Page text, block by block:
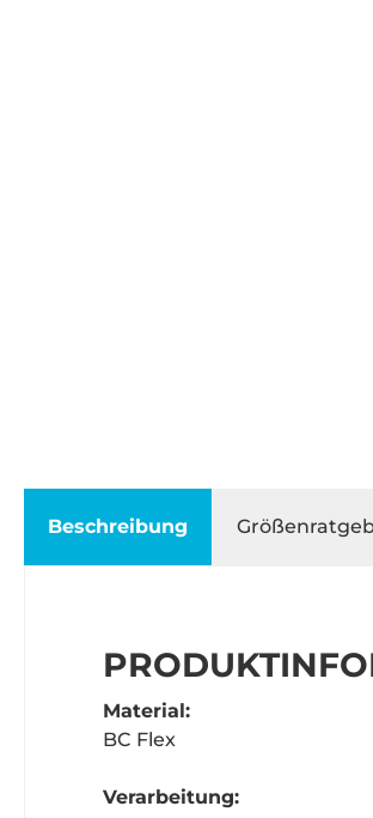
Beschreibung
Material:
BC Flex
Verarbeitung: